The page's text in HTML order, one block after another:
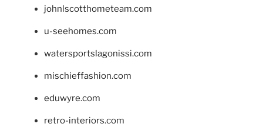
johnlscotthometeam.com
u-seehomes.com
watersportslagonissi.com
mischieffashion.com
eduwyre.com
retro-interiors.com